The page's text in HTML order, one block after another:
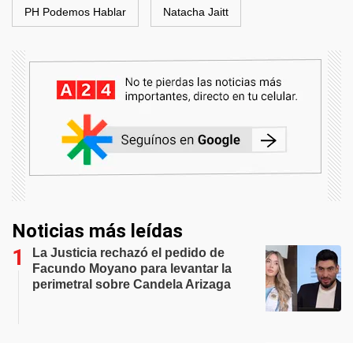
PH Podemos Hablar Natacha Jaitt
Noticias más leídas
La Justicia rechazó el pedido de
Facundo Moyano para levantar la
perimetral sobre Candela Arizaga